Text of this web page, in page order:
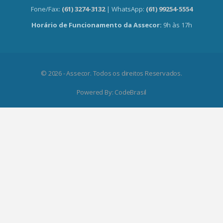
Fone/Fax: (61) 3274-3132 | WhatsApp: (61) 99254-5554
Horário de Funcionamento da Assecor: 9h às 17h
© 2026 - Assecor. Todos os direitos Reservados.
Powered By: CodeBrasil